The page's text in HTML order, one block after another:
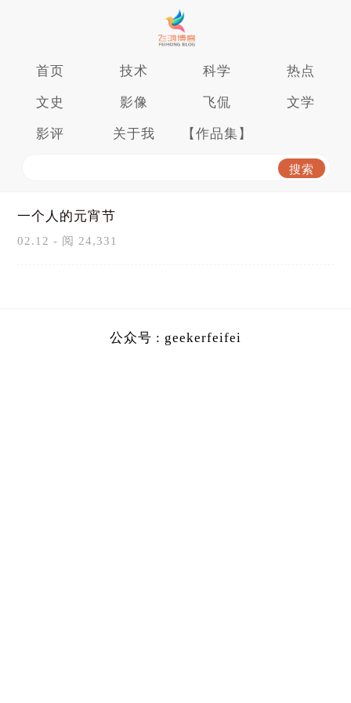
首页 技术 科学 热点
文史 影像 飞侃 文学
影评 关于我 【作品集】
一个人的元宵节
02.12 - 阅 24,331
公众号 : geekerfeifei